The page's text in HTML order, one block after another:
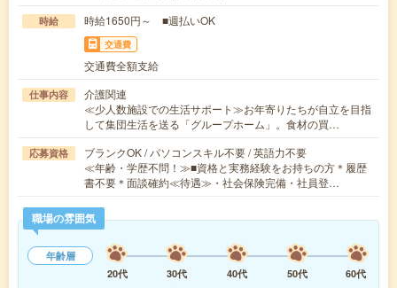
時給 時給1650円～ ■週払いOK
交通費
交通費全額支給
仕事内容
介護関連
≪少人数施設での生活サポート≫お年寄りたちが自立を目指
して集団生活を送る「グループホーム」。食材の買…
応募資格
ブランクOK / パソコンスキル不要 / 英語力不要
≪年齢・学歴不問！≫■資格と実務経験をお持ちの方＊履歴
書不要＊面談確約≪待遇≫・社会保険完備・社員登…
職場の雰囲気
年齢層
20代
30代 40代 50代 60代